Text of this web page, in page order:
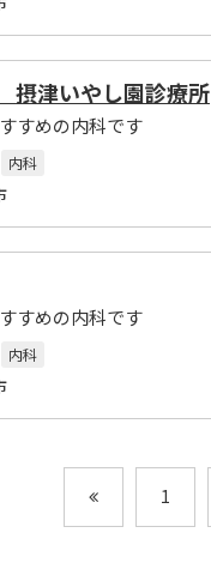
津いやし園診療所
すめの内科です
内科
すめの内科です
内科
1